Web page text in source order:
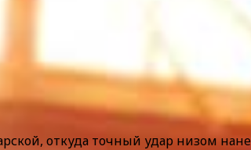
откуда точный удар низом